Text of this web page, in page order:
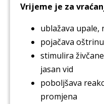
Vrijeme je za
ublažava upale,
pojačava
stimulira
jasan vid
poboljšava
promjena